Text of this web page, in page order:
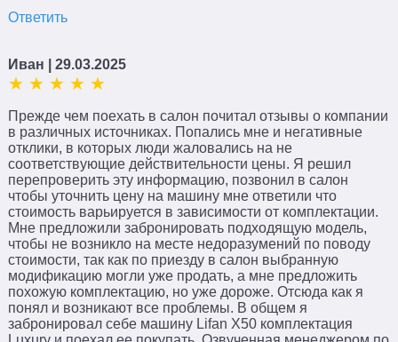
Ответить
Иван | 29.03.2025
Прежде чем поехать в салон почитал отзывы о компании
в различных источниках. Попались мне и негативные
отклики, в которых люди жаловались на не
соответствующие действительности цены. Я решил
перепроверить эту информацию, позвонил в салон
чтобы уточнить цену на машину мне ответили что
стоимость варьируется в зависимости от комплектации.
Мне предложили забронировать подходящую модель,
чтобы не возникло на месте недоразумений по поводу
стоимости, так как по приезду в салон выбранную
модификацию могли уже продать, а мне предложить
похожую комплектацию, но уже дороже. Отсюда как я
понял и возникают все проблемы. В общем я
забронировал себе машину Lifan X50 комплектация